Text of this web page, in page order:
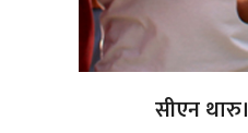
सीएन थारु।